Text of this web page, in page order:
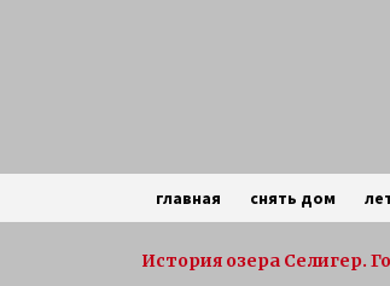
главная снять дом
частный сектор
История озера Селигер.